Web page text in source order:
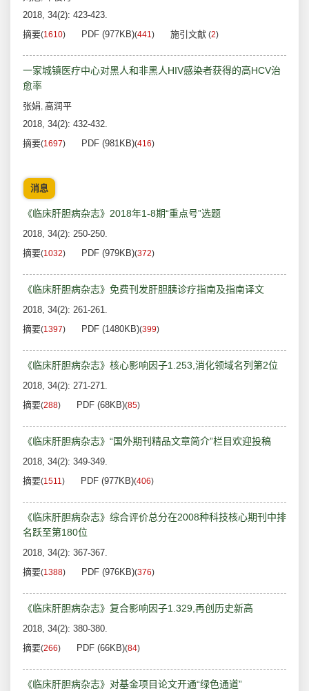
2018, 34(2): 423-423.
摘要(1610) PDF (977KB)(441) 施引文献 (2)
一家城镇医疗中心对黑人和非黑人HIV感染者获得的高HCV治
愈率
张娟, 高润平
2018, 34(2): 432-432.
摘要(1697) PDF (981KB)(416)
消息
《临床肝胆病杂志》2018年1-8期“重点号”选题
2018, 34(2): 250-250.
摘要(1032) PDF (979KB)(372)
《临床肝胆病杂志》免费刊发肝胆胰诊疗指南及指南译文
2018, 34(2): 261-261.
摘要(1397) PDF (1480KB)(399)
《临床肝胆病杂志》核心影响因子1.253,消化领域名列第2位
2018, 34(2): 271-271.
摘要(288) PDF (68KB)(85)
《临床肝胆病杂志》“国外期刊精品文章简介”栏目欢迎投稿
2018, 34(2): 349-349.
摘要(1511) PDF (977KB)(406)
《临床肝胆病杂志》综合评价总分在2008种科技核心期刊中排
名跃至第180位
2018, 34(2): 367-367.
摘要(1388) PDF (976KB)(376)
《临床肝胆病杂志》复合影响因子1.329,再创历史新高
2018, 34(2): 380-380.
摘要(266) PDF (66KB)(84)
《临床肝胆病杂志》对基金项目论文开通“绿色通道”